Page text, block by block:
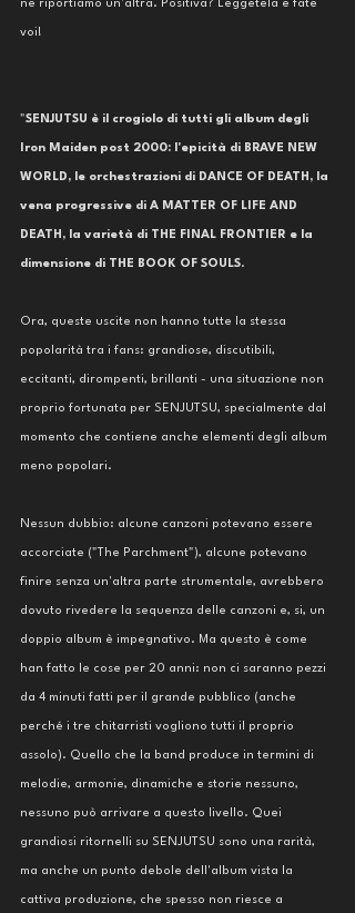
ne riportiamo un'altra. Positiva? Leggetela e fate
voi!
"SENJUTSU è il crogiolo di tutti gli album degli
Iron Maiden post 2000: l'epicità di BRAVE NEW
WORLD, le orchestrazioni di DANCE OF DEATH, la
vena progressive di A MATTER OF LIFE AND
DEATH, la varietà di THE FINAL FRONTIER e la
dimensione di THE BOOK OF SOULS.
Ora, queste uscite non hanno tutte la stessa
popolarità tra i fans: grandiose, discutibili,
eccitanti, dirompenti, brillanti - una situazione non
proprio fortunata per SENJUTSU, specialmente dal
momento che contiene anche elementi degli album
meno popolari.
Nessun dubbio: alcune canzoni potevano essere
accorciate ("The Parchment"), alcune potevano
finire senza un'altra parte strumentale, avrebbero
dovuto rivedere la sequenza delle canzoni e, si, un
doppio album è impegnativo. Ma questo è come
han fatto le cose per 20 anni: non ci saranno pezzi
da 4 minuti fatti per il grande pubblico (anche
perché i tre chitarristi vogliono tutti il proprio
assolo). Quello che la band produce in termini di
melodie, armonie, dinamiche e storie nessuno,
nessuno può arrivare a questo livello. Quei
grandiosi ritornelli su SENJUTSU sono una rarità,
ma anche un punto debole dell'album vista la
cattiva produzione, che spesso non riesce a